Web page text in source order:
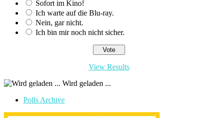
Sofort im Kino!
Ich warte auf die Blu-ray.
Nein, gar nicht.
Ich bin mir noch nicht sicher.
View Results
Wird geladen ...
Polls Archive